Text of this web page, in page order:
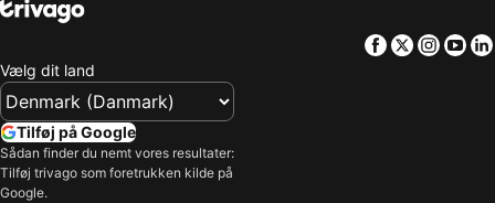
Facebook
Twitter
Vælg dit land
Tilføj på Google
Sådan finder du nemt vores resultater:
Tilføj trivago som foretrukken kilde på
Google.